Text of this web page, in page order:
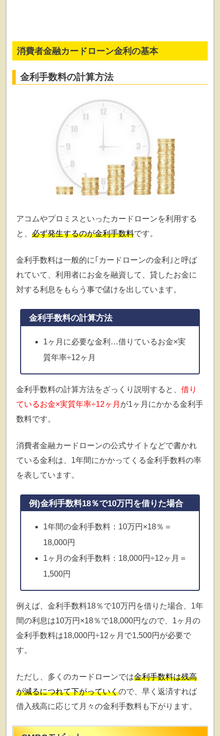
消費者金融カードローン金利の基本
金利手数料の計算方法
アコムやプロミスといったカードローンを利用する
と、 必ず発生するのが金利手数料です。
金利手数料は一般的に｢カードローンの金利｣と呼ば
れていて、利用者にお金を融資して、貸したお金に
対する利息をもらう事で儲けを出しています。
金利手数料の計算方法
1ヶ月に必要な金利…借りているお金×実
質年率÷12ヶ月
金利手数料の計算方法をざっくり説明すると、 借り
ているお金×実質年率÷12ヶ月 が1ヶ月にかかる金利手
数料です。
消費者金融カードローンの公式サイトなどで書かれ
ている金利は、1年間にかかってくる金利手数料の率
を表しています。
例)金利手数料18％で10万円を借りた場合
1年間の金利手数料：10万円×18％＝
18,000円
1ヶ月の金利手数料：18,000円÷12ヶ月＝
1,500円
例えば、金利手数料18％で10万円を借りた場合、1年
間の利息は10万円×18％で18,000円なので、1ヶ月の
金利手数料は18,000円÷12ヶ月で1,500円が必要で
す。
ただし、多くのカードローンでは金利手数料は残高
が減るにつれて下がっていくので、早く返済すれば
借入残高に応じて月々の金利手数料も下がります。